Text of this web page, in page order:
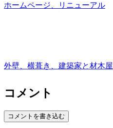
ホームページ、リニューアル
外壁、横葺き、建築家と材木屋
コメント
コメントを書き込む